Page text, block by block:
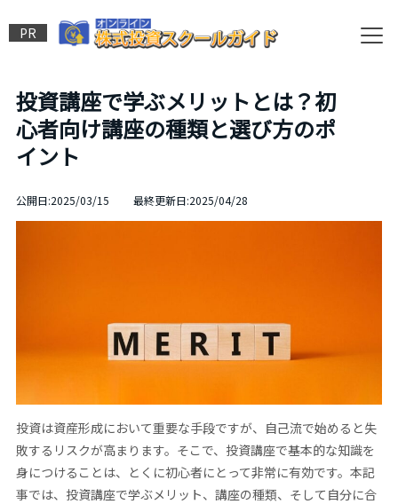
PR
投資講座で学ぶメリットとは？初
心者向け講座の種類と選び方のポ
イント
公開日:2025/03/15 最終更新日:2025/04/28
投資は資産形成において重要な手段ですが、自己流で始めると失
敗するリスクが高まります。そこで、投資講座で基本的な知識を
身につけることは、とくに初心者にとって非常に有効です。本記
事では、投資講座で学ぶメリット、講座の種類、そして自分に合